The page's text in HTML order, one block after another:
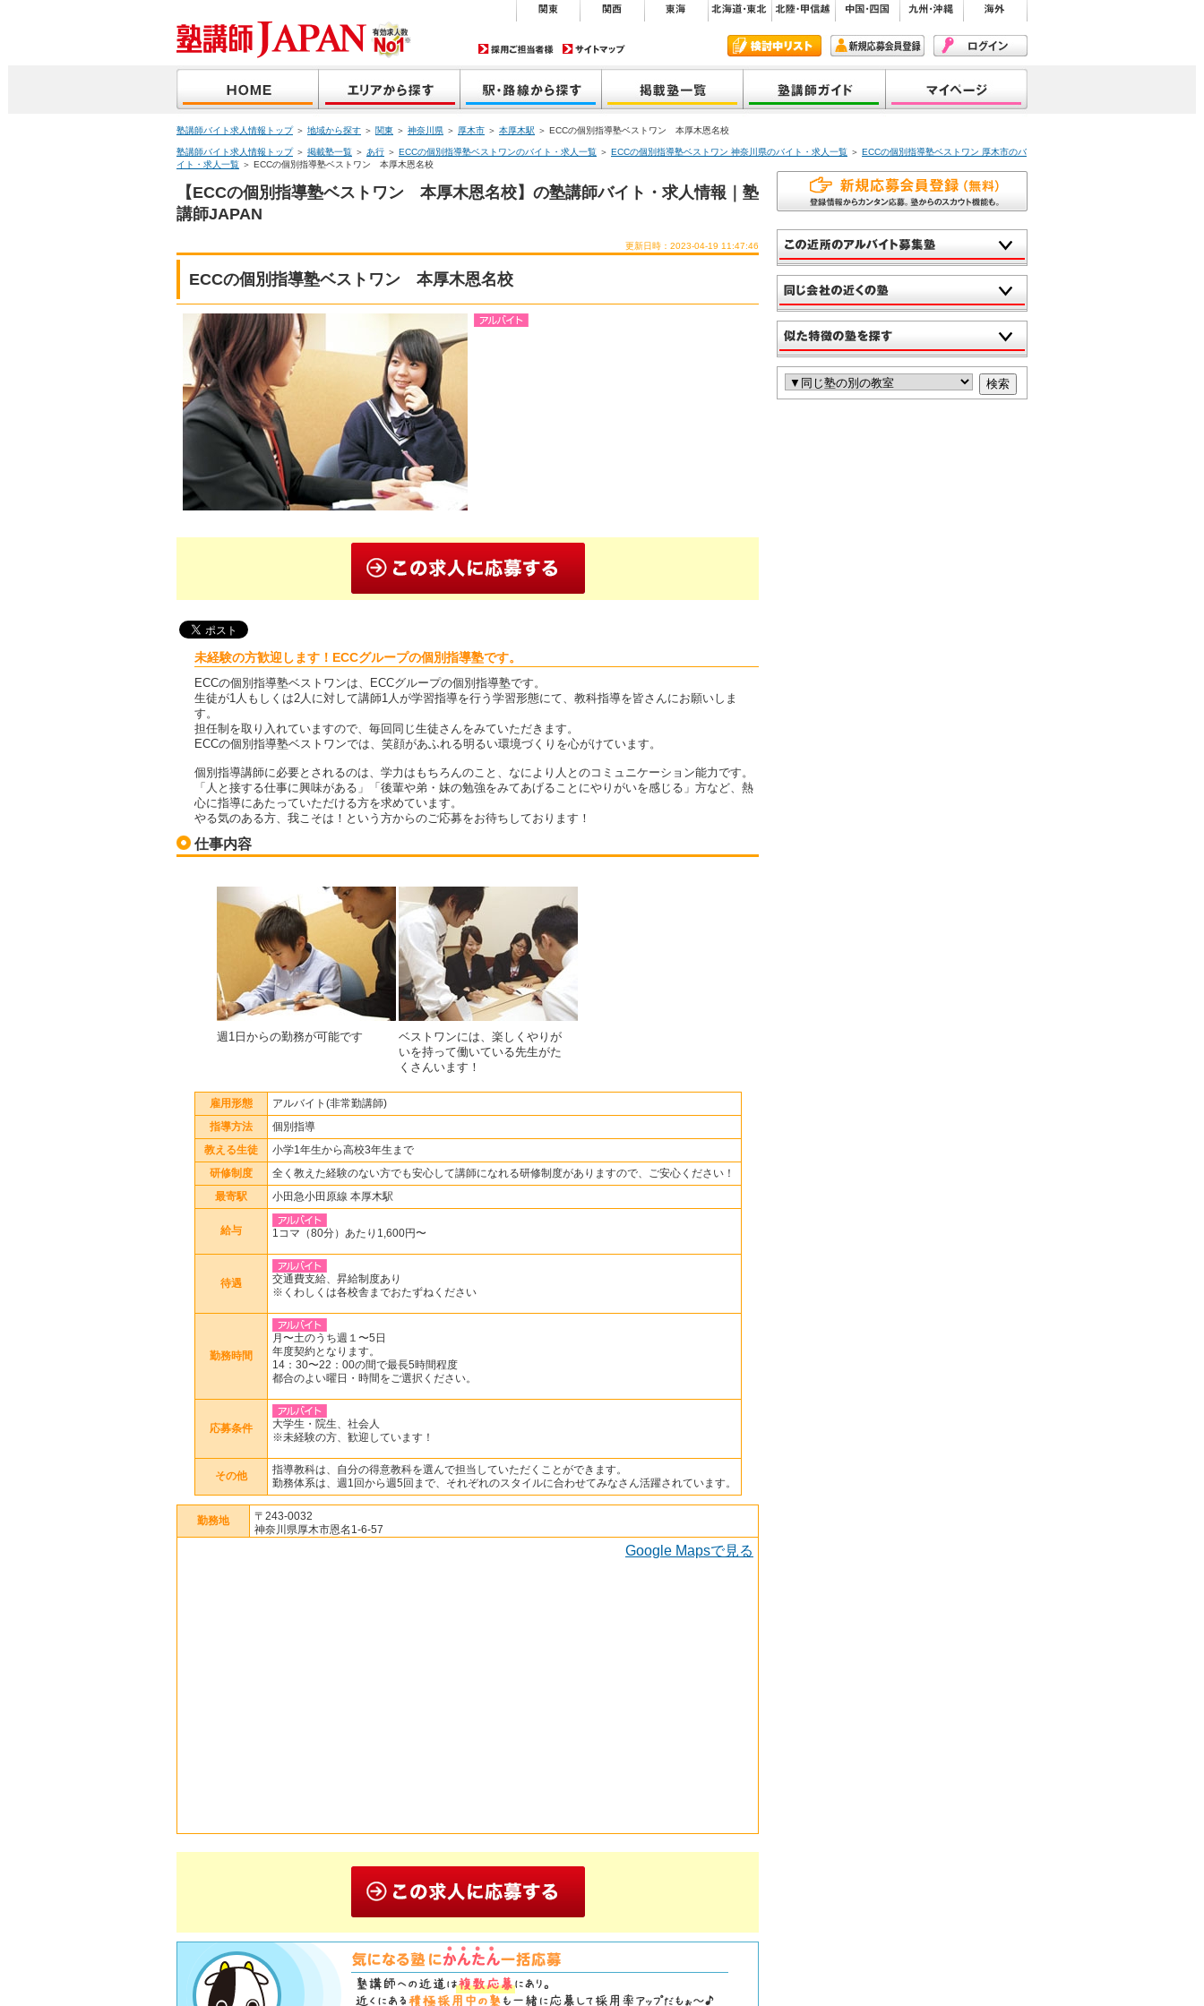
塾講師バイト求人情報トップ＞ 地域から探す ＞ 関東 ＞ 神奈川県 ＞ 厚木市 ＞ 本厚木駅 ＞ ECCの個別指導塾ベストワン 本厚木恩名校
塾講師バイト求人情報トップ＞ 掲載塾一覧 ＞ あ行 ＞ ECCの個別指導塾ベストワンのバイト・求人一覧 ＞ ECCの個別指導塾ベストワン 神奈川県のバイト・求人一覧 ＞ ECCの個別指導塾ベストワン 厚木市のバ
イト・求人一覧 ＞ ECCの個別指導塾ベストワン 本厚木恩名校
【ECCの個別指導塾ベストワン 本厚木恩名校】の塾講師バイト・求人情報｜塾
講師JAPAN
更新日時：2023-04-19 11:47:46
ECCの個別指導塾ベストワン 本厚木恩名校
未経験の方歓迎します！ECCグループの個別指導塾です。
ECCの個別指導塾ベストワンは、ECCグループの個別指導塾です。
生徒が1人もしくは2人に対して講師1人が学習指導を行う学習形態にて、教科指導を皆さんにお願いしま
す。
担任制を取り入れていますので、毎回同じ生徒さんをみていただきます。
ECCの個別指導塾ベストワンでは、笑顔があふれる明るい環境づくりを心がけています。
個別指導講師に必要とされるのは、学力はもちろんのこと、なにより人とのコミュニケーション能力です。
「人と接する仕事に興味がある」「後輩や弟・妹の勉強をみてあげることにやりがいを感じる」方など、熱
心に指導にあたっていただける方を求めています。
やる気のある方、我こそは！という方からのご応募をお待ちしております！
仕事内容
週1日からの勤務が可能です
ベストワンには、楽しくやりが
いを持って働いている先生がた
くさんいます！
雇用形態 アルバイト(非常勤講師)
指導方法 個別指導
教える生徒 小学1年生から高校3年生まで
研修制度 全く教えた経験のない方でも安心して講師になれる研修制度がありますので、ご安心ください！
最寄駅 小田急小田原線 本厚木駅
給与 1コマ（80分）あたり1,600円〜
待遇
交通費支給、昇給制度あり
※くわしくは各校舎までおたずねください
勤務時間
月〜土のうち週１〜5日
年度契約となります。
14：30〜22：00の間で最長5時間程度
都合のよい曜日・時間をご選択ください。
応募条件
大学生・院生、社会人
※未経験の方、歓迎しています！
その他
指導教科は、自分の得意教科を選んで担当していただくことができます。
勤務体系は、週1回から週5回まで、それぞれのスタイルに合わせてみなさん活躍されています。
勤務地
〒243-0032
神奈川県厚木市恩名1-6-57
Google Mapsで見る